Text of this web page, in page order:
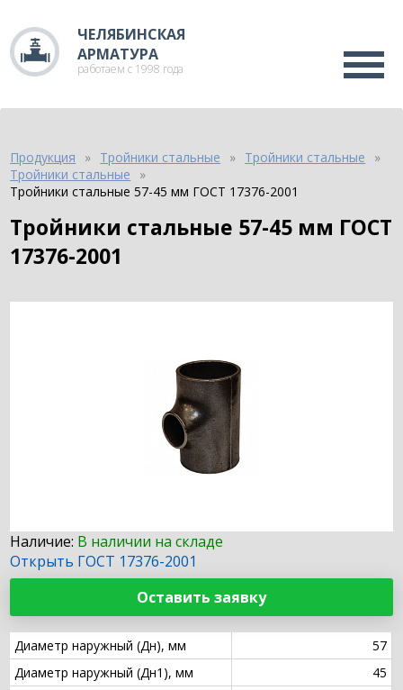
ЧЕЛЯБИНСКАЯ
АРМАТУРА
работаем с 1998 года
Продукция Тройники стальные
Тройники стальные
Тройники стальные
Тройники стальные 57-45 мм ГОСТ 17376-2001
Тройники стальные 57-45 мм ГОСТ
17376-2001
Наличие: В наличии на складе
Оставить заявку
Открыть ГОСТ 17376-2001
Диаметр наружный (Дн), мм
57
Диаметр наружный (Дн1), мм
45